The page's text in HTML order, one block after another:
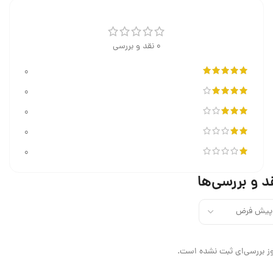
0 نقد و بررسی
0
0
0
0
0
و بررسی‌ها
بررسی‌ای ثبت نشده است.